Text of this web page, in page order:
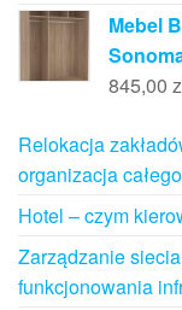
Mebel
845,00
Relokacja
organizacja
Hotel – czym
Zarządzanie
funkcjonowania